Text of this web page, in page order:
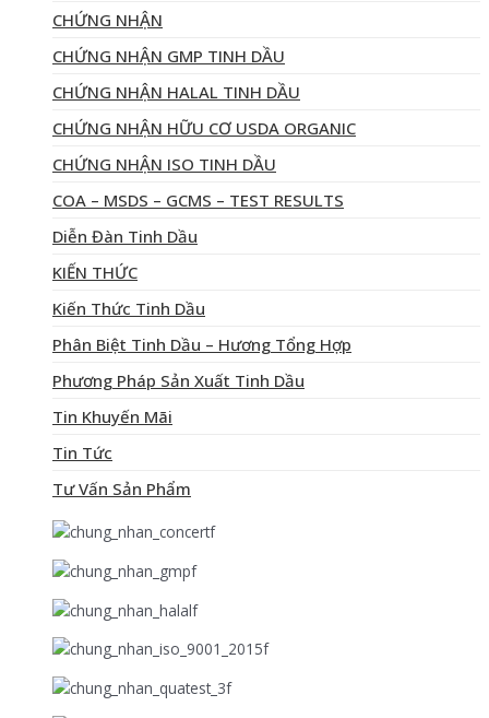
CHỨNG NHẬN
CHỨNG NHẬN GMP TINH DẦU
CHỨNG NHẬN HALAL TINH DẦU
CHỨNG NHẬN HỮU CƠ USDA ORGANIC
CHỨNG NHẬN ISO TINH DẦU
COA – MSDS – GCMS – TEST RESULTS
Diễn Đàn Tinh Dầu
KIẾN THỨC
Kiến Thức Tinh Dầu
Phân Biệt Tinh Dầu – Hương Tổng Hợp
Phương Pháp Sản Xuất Tinh Dầu
Tin Khuyến Mãi
Tin Tức
Tư Vấn Sản Phẩm